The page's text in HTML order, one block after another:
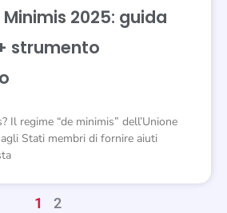
2025: guida
strumento
Il regime “de minimis” dell’Unione
Stati membri di fornire aiuti
1 2